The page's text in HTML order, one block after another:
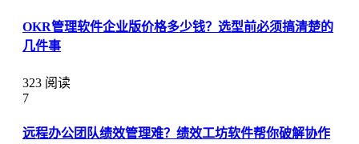
OKR管理软件企业版价格多少钱？选型前必须搞清楚的
几件事
323 阅读
7
远程办公团队绩效管理难？绩效工坊软件帮你破解协作